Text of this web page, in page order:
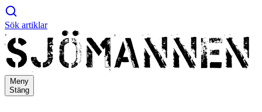
Sök artiklar
Meny
Stäng